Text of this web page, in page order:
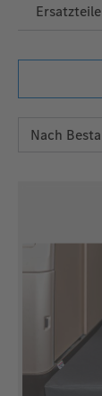
Ersatzteile